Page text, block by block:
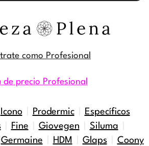
como Profesional
de precio Profesional
Icono| Prodermic|
Específicos
Fine Giovegen Siluma
Germaine HDM Glaps Coony